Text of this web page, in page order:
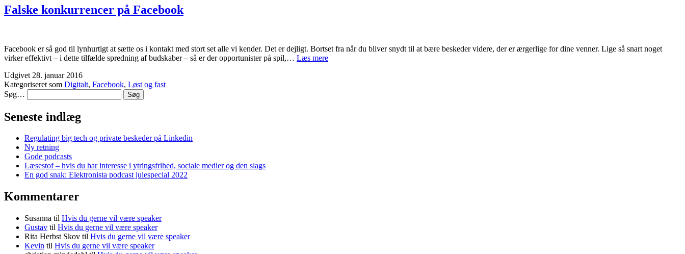
Falske konkurrencer på Facebook
Facebook er så god til lynhurtigt at sætte os i kontakt med stort set alle vi kender. Det er dejligt. Bortset fra når du bliver snydt til at bære beskeder videre, der er ærgerlige for dine venner. Lige så snart noget
virker effektivt – i dette tilfælde spredning af budskaber – så er der opportunister på spil,… Læs mereFalske
Udgivet 28. januar 2016
Kategoriseret som Digitalt, Facebook, Løst og fast
Søg…
Seneste indlæg
Regulating big tech og private beskeder på Linkedin
Ny retning
Gode podcasts
Læsestof – hvis du har interesse i ytringsfrihed, sociale medier og den slags
En god snak: Elektronista podcast julespecial 2022
Kommentarer
Susanna til Hvis du gerne vil være speaker
Gustav til Hvis du gerne vil være speaker
Rita Herbst Skov til Hvis du gerne vil være speaker
Kevin til Hvis du gerne vil være speaker